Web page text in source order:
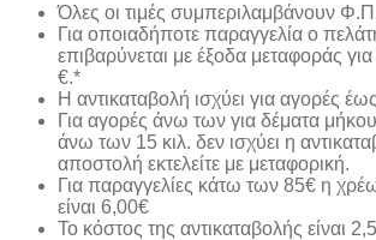
Όλες οι τιμές συμπεριλαμβάνουν
Για οποιαδήποτε παραγγελία ο
επιβαρύνεται με έξοδα μεταφοράς
€.*
H αντικαταβολή ισχύει για αγορές
Για αγορές άνω των για δέματα
άνω των 15 κιλ. δεν ισχύει η
αποστολή εκτελείτε με μεταφορική.
Για παραγγελίες κάτω των 85€ η
είναι 6,00€
Το κόστος της αντικαταβολής είναι